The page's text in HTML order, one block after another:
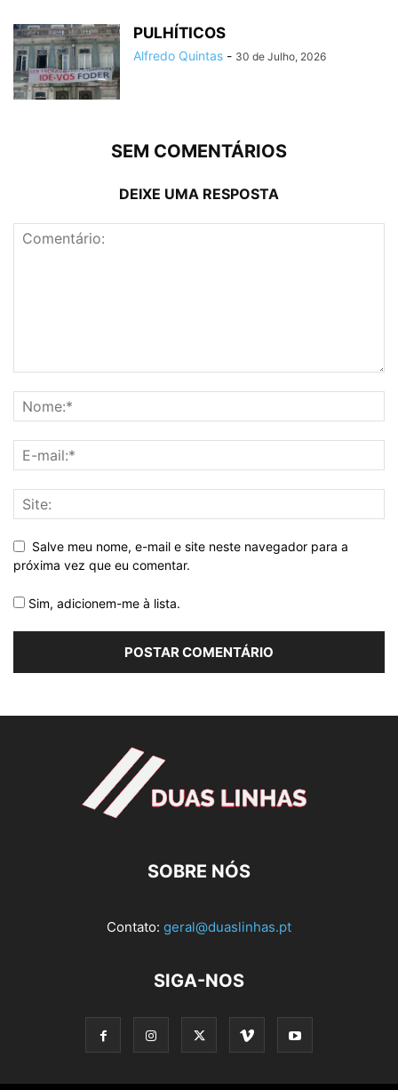
PULHÍTICOS
Alfredo Quintas - 30 de Julho, 2026
SEM COMENTÁRIOS
DEIXE UMA RESPOSTA
Salve meu nome, e-mail e site neste navegador para a
próxima vez que eu comentar.
Sim, adicionem-me à lista.
SOBRE NÓS
Contato: geral@duaslinhas.pt
SIGA-NOS